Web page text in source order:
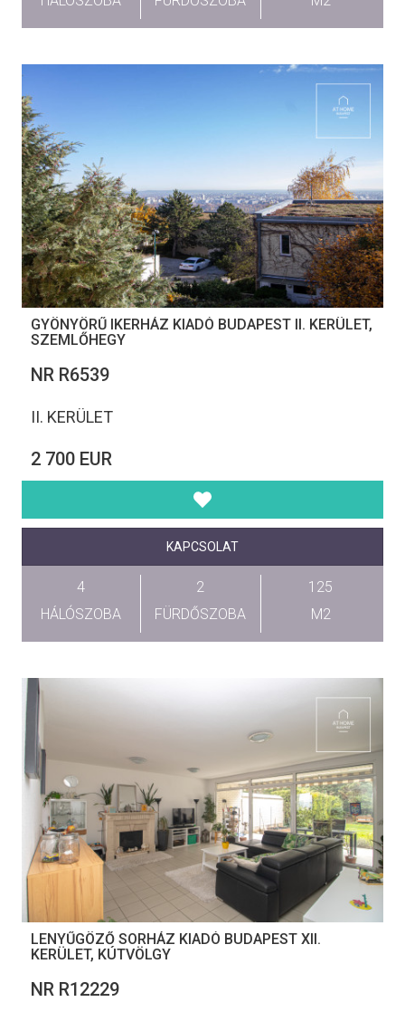
GYÖNYÖRŰ IKERHÁZ KIADÓ BUDAPEST II. KERÜLET,
SZEMLŐHEGY
NR R6539
II. KERÜLET
2 700 EUR
KAPCSOLAT
4
HÁLÓSZOBA
2
FÜRDŐSZOBA
125
M2
LENYŰGÖZŐ SORHÁZ KIADÓ BUDAPEST XII.
KERÜLET, KÚTVÖLGY
NR R12229